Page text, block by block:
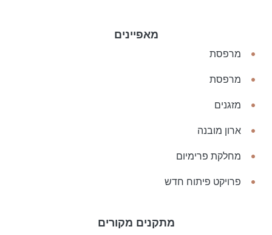
מאפיינים
מרפסת
מרפסת
מזגנים
ארון מובנה
מחלקת פרימיום
פרויקט פיתוח חדש
מתקנים מקורים